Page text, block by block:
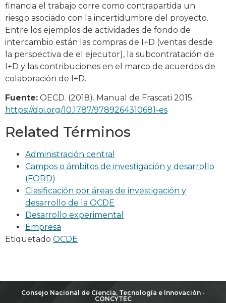
financia el trabajo corre como contrapartida un
riesgo asociado con la incertidumbre del proyecto.
Entre los ejemplos de actividades de fondo de
intercambio están las compras de I+D (ventas desde
la perspectiva de el ejecutor), la subcontratación de
I+D y las contribuciones en el marco de acuerdos de
colaboración de I+D.
Fuente: OECD. (2018). Manual de Frascati 2015.
https://doi.org/10.1787/9789264310681-es
Related Términos
Administración central
Campos o ámbitos de investigación y desarrollo
(FORD)
Clasificación por áreas de investigación y
desarrollo de la OCDE
Desarrollo experimental
Empresa
Etiquetado OCDE
Consejo Nacional de Ciencia, Tecnología e Innovación -
CONCYTEC